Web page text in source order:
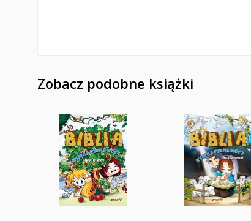
Zobacz podobne książki